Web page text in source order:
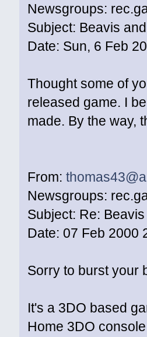
Newsgroups:
Subject: Beavis
Date: Sun, 6 Feb
Thought some of
released game. I
made. By the way,
From:
Newsgroups:
Subject: Re:
Date: 07 Feb 2000
Sorry to burst your
It's a 3DO based
Home 3DO